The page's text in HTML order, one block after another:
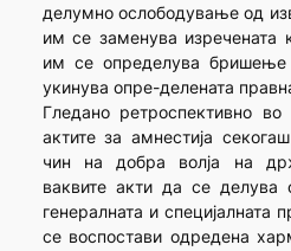
делумно ослободување од
им се заменува изречената
им се определува
укинува опре-делената
Гледано ретроспективно во
актите за амнестија
чин на добра волја на
ваквите акти да се делува
генералната и специјалната
се воспос­та­ви одредена